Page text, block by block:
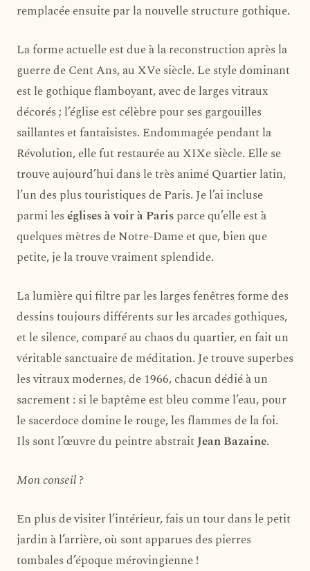
remplacée ensuite par la nouvelle structure gothique.
La forme actuelle est due à la reconstruction après la
guerre de Cent Ans, au XVe siècle. Le style dominant
est le gothique flamboyant, avec de larges vitraux
décorés ; l’église est célèbre pour ses gargouilles
saillantes et fantaisistes. Endommagée pendant la
Révolution, elle fut restaurée au XIXe siècle. Elle se
trouve aujourd’hui dans le très animé Quartier latin,
l’un des plus touristiques de Paris. Je l’ai incluse
parmi leséglises à voir à Parisparce qu’elle est à
quelques mètres de Notre-Dame et que, bien que
petite, je la trouve vraiment splendide.
La lumière qui filtre par les larges fenêtres forme des
dessins toujours différents sur les arcades gothiques,
et le silence, comparé au chaos du quartier, en fait un
véritable sanctuaire de méditation. Je trouve superbes
les vitraux modernes, de 1966, chacun dédié à un
sacrement : si le baptême est bleu comme l’eau, pour
le sacerdoce domine le rouge, les flammes de la foi.
Ils sont l’œuvre du peintre abstraitJean Bazaine.
Mon conseil ?
En plus de visiter l’intérieur, fais un tour dans le petit
jardin à l’arrière, où sont apparues des pierres
tombales d’époque mérovingienne !